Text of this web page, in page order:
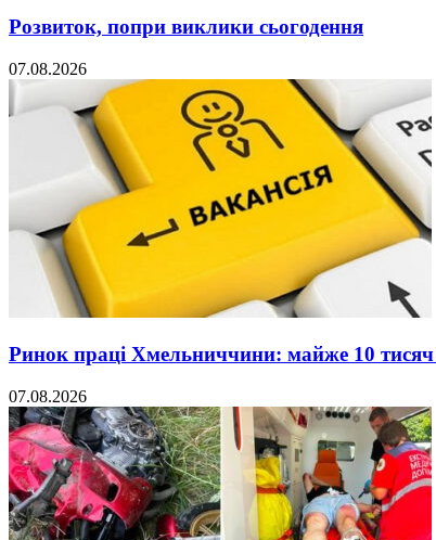
Розвиток, попри виклики сьогодення
07.08.2026
Ринок праці Хмельниччини: майже 10
07.08.2026